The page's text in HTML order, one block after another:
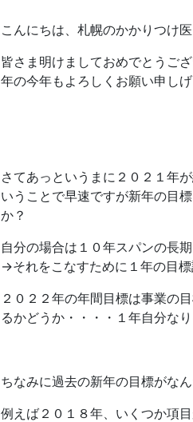
こんにちは、札幌のかかりつけ
皆さま明けましておめでとうご
年の今年もよろしくお願い申しげ
さてあっというまに２０２１年
いうことで早速ですが新年の目
か？
自分の場合は１０年スパンの長
→それをこなすために１年の目
２０２２年の年間目標は事業の
るかどうか・・・・１年自分な
ちなみに過去の新年の目標がな
例えば２０１８年、いくつか項